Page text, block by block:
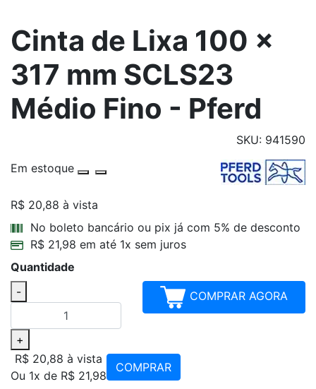
Cinta de Lixa 100 x
317 mm SCLS23
Médio Fino - Pferd
SKU: 941590
Em estoque
R$ 20,88 à vista
No boleto bancário ou pix já com 5% de desconto
R$ 21,98 em até 1x sem juros
Quantidade
-
+
COMPRAR AGORA
R$ 20,88 à vista
Ou 1x de R$ 21,98
COMPRAR